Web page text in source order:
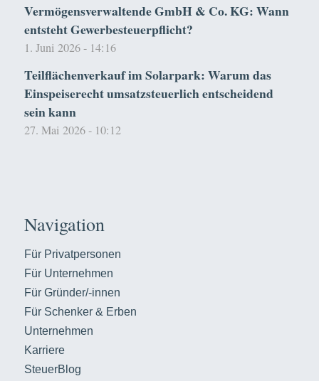
Vermögensverwaltende GmbH & Co. KG: Wann
entsteht Gewerbesteuerpflicht?
1. Juni 2026 - 14:16
Teilflächenverkauf im Solarpark: Warum das
Einspeiserecht umsatzsteuerlich entscheidend
sein kann
27. Mai 2026 - 10:12
Navigation
Für Privatpersonen
Für Unternehmen
Für Gründer/-innen
Für Schenker & Erben
Unternehmen
Karriere
SteuerBlog